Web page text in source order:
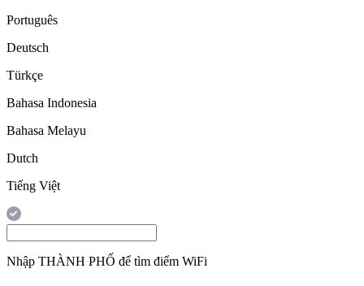
Português
Deutsch
Türkçe
Bahasa Indonesia
Bahasa Melayu
Dutch
Tiếng Việt
Nhập THÀNH PHỐ để tìm điểm WiFi